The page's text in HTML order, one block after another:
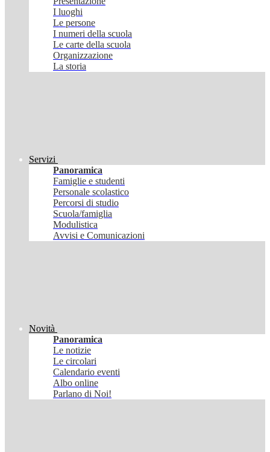
I luoghi
Le persone
I numeri della scuola
Le carte della scuola
Organizzazione
La storia
Servizi
Panoramica
Famiglie e studenti
Personale scolastico
Percorsi di studio
Scuola/famiglia
Modulistica
Avvisi e Comunicazioni
Novità
Panoramica
Le notizie
Le circolari
Calendario eventi
Albo online
Parlano di Noi!